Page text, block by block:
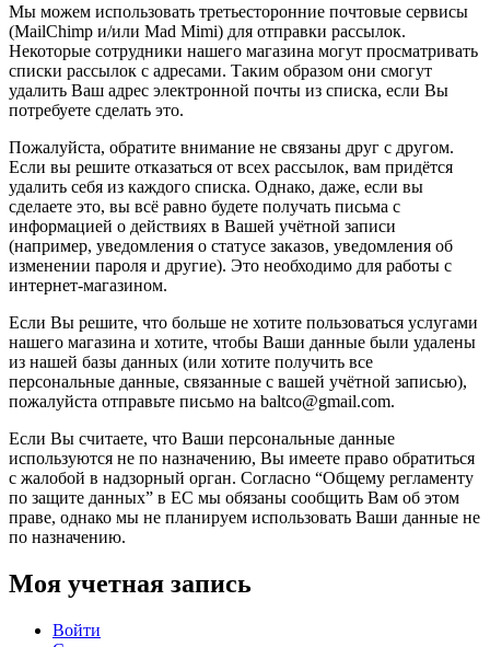
Мы можем использовать третьесторонние почтовые сервисы
(MailChimp и/или Mad Mimi) для отправки рассылок.
Некоторые сотрудники нашего магазина могут просматривать
списки рассылок с адресами. Таким образом они смогут
удалить Ваш адрес электронной почты из списка, если Вы
потребуете сделать это.
Пожалуйста, обратите внимание не связаны друг с другом.
Если вы решите отказаться от всех рассылок, вам придётся
удалить себя из каждого списка. Однако, даже, если вы
сделаете это, вы всё равно будете получать письма с
информацией о действиях в Вашей учётной записи
(например, уведомления о статусе заказов, уведомления об
изменении пароля и другие). Это необходимо для работы с
интернет-магазином.
Если Вы решите, что больше не хотите пользоваться услугами
нашего магазина и хотите, чтобы Ваши данные были удалены
из нашей базы данных (или хотите получить все
персональные данные, связанные с вашей учётной записью),
пожалуйста отправьте письмо на baltco@gmail.com.
Если Вы считаете, что Ваши персональные данные
используются не по назначению, Вы имеете право обратиться
с жалобой в надзорный орган. Согласно “Общему регламенту
по защите данных” в ЕС мы обязаны сообщить Вам об этом
праве, однако мы не планируем использовать Ваши данные не
по назначению.
Моя учетная запись
Войти